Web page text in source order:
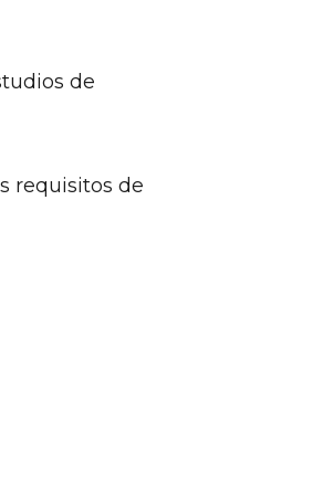
de
requisitos de